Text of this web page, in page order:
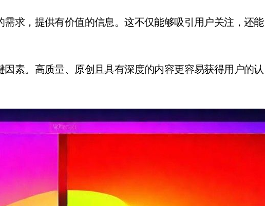
求，提供有价值的信息。这不仅能够吸引用户关注，还能
素。高质量、原创且具有深度的内容更容易获得用户的认